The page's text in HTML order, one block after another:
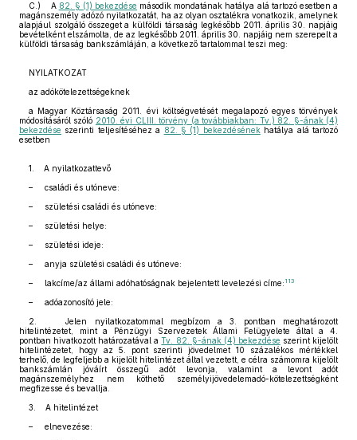
C.) A 82. § (1) bekezdése második mondatának hatálya alá tartozó esetben a
magánszemély adózó nyilatkozatát, ha az olyan osztalékra vonatkozik, amelynek
alapjául szolgáló összeget a külföldi társaság legkésőbb 2011. április 30. napjáig
bevételként elszámolta, de az legkésőbb 2011. április 30. napjáig nem szerepelt a
külföldi társaság bankszámláján, a következő tartalommal teszi meg:
NYILATKOZAT
az adókötelezettségeknek
a Magyar Köztársaság 2011. évi költségvetését megalapozó egyes törvények
módosításáról szóló 2010. évi CLIII. törvény (a továbbiakban: Tv.) 82. §-ának (4)
bekezdése szerinti teljesítéséhez a 82. § (1) bekezdésénekhatálya alá tartozó
esetben
1. A nyilatkozattevő
– családi és utóneve:
– születési családi és utóneve:
– születési helye:
– születési ideje:
– anyja születési családi és utóneve:
– lakcíme/az állami adóhatóságnak bejelentett levelezési címe: 113
– adóazonosító jele:
2. Jelen nyilatkozatommal megbízom a 3. pontban meghatározott
hitelintézetet, mint a Pénzügyi Szervezetek Állami Felügyelete által a 4.
pontban hivatkozott határozatával aTv. 82. §-ának (4) bekezdése szerint kijelölt
hitelintézetet, hogy az 5. pont szerinti jövedelmet 10 százalékos mértékkel
terhelő, de legfeljebb a kijelölt hitelintézet által vezetett, e célra számomra kijelölt
bankszámlán jóváírt összegű adót levonja, valamint a levont adót
magánszemélyhez nem köthető személyijövedelemadó-kötelezettségként
megfizesse és bevallja.
3. A hitelintézet
– elnevezése: